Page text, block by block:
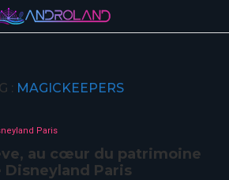
: MAGICKEEPERS
Paris
au cœur du patrimoine
Paris